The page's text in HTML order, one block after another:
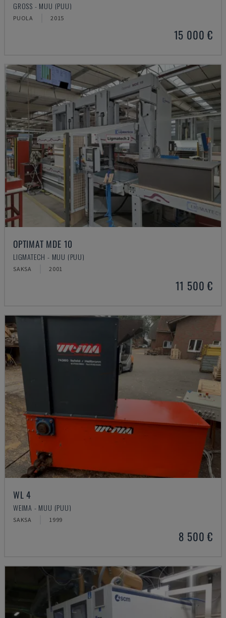
GROSS - MUU (PUU)
PUOLA 2015
15 000 €
OPTIMAT MDE 10
LIGMATECH - MUU (PUU)
SAKSA 2001
11 500 €
WL 4
WEIMA - MUU (PUU)
SAKSA 1999
8 500 €